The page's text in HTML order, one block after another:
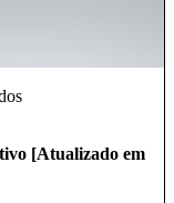
[Atualizado em